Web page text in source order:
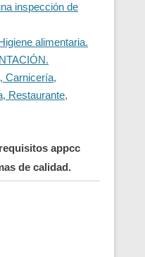
inspección de
alimentaria.
Carnicería,
Restaurante,
appcc
de calidad.